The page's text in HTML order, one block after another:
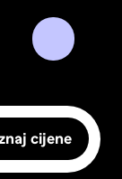
cijene